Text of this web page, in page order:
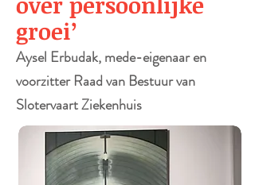
groei’
Aysel Erbudak, mede-eigenaar en
voorzitter Raad van Bestuur van
Slotervaart Ziekenhuis